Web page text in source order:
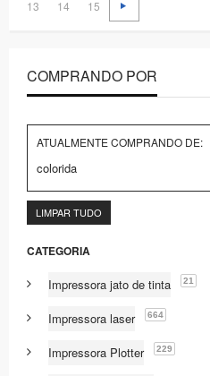
13
14 15
COMPRANDO POR
ATUALMENTE COMPRANDO DE:
colorida
LIMPAR TUDO
CATEGORIA
Impressora jato de tinta 21
Impressora laser 664
Impressora Plotter 229